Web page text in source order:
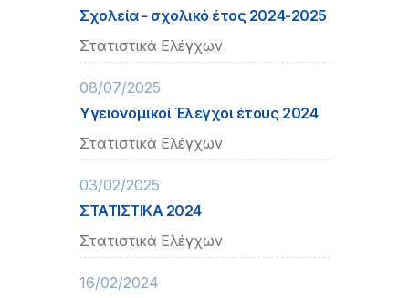
Σχολεία - σχολικό έτος 2024-2025
Στατιστικά Ελέγχων
08/07/2025
Υγειονομικοί Έλεγχοι έτους 2024
Στατιστικά Ελέγχων
03/02/2025
ΣΤΑΤΙΣΤΙΚΑ 2024
Στατιστικά Ελέγχων
16/02/2024